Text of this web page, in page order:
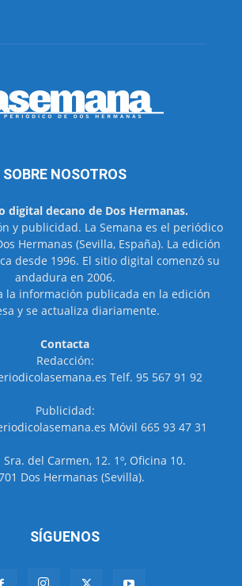
SOBRE NOSOTROS
digital decano de Dos Hermanas.
y publicidad. La Semana es el periódico
Hermanas (Sevilla, España). La edición
desde 1996. El sitio digital comenzó su
andadura en 2006.
la información publicada en la edición
y se actualiza diariamente.
Contacta
Redacción:
Telf. 95 567 91 92
Publicidad:
Móvil 665 93 47 31
del Carmen, 12. 1º, Oficina 10.
Dos Hermanas (Sevilla).
SÍGUENOS